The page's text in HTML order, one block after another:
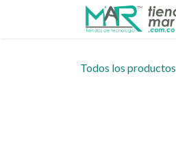
Todos los productos